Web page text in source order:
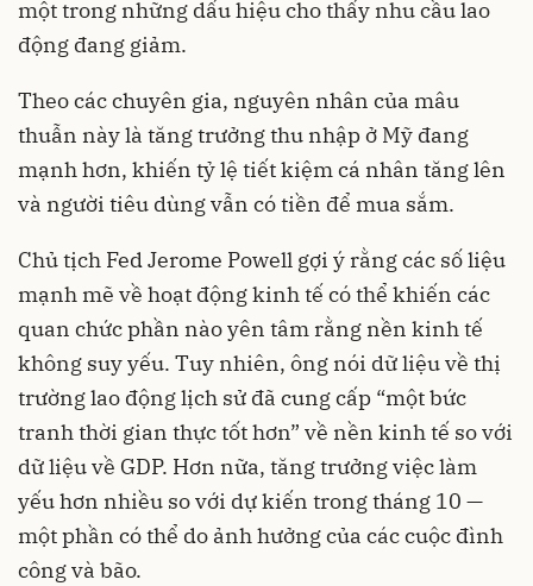
một trong những dấu hiệu cho thấy nhu cầu lao
động đang giảm.
Theo các chuyên gia, nguyên nhân của mâu
thuẫn này là tăng trưởng thu nhập ở Mỹ đang
mạnh hơn, khiến tỷ lệ tiết kiệm cá nhân tăng lên
và người tiêu dùng vẫn có tiền để mua sắm.
Chủ tịch Fed Jerome Powell gợi ý rằng các số liệu
mạnh mẽ về hoạt động kinh tế có thể khiến các
quan chức phần nào yên tâm rằng nền kinh tế
không suy yếu. Tuy nhiên, ông nói dữ liệu về thị
trường lao động lịch sử đã cung cấp “một bức
tranh thời gian thực tốt hơn” về nền kinh tế so với
dữ liệu về GDP. Hơn nữa, tăng trưởng việc làm
yếu hơn nhiều so với dự kiến trong tháng 10 —
một phần có thể do ảnh hưởng của các cuộc đình
công và bão.